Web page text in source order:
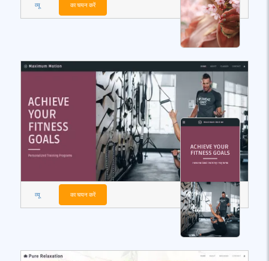
व्यू का चयन करें
व्यू का चयन करें